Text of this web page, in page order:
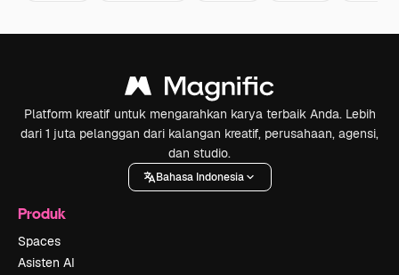
Platform kreatif untuk mengarahkan karya terbaik Anda. Lebih
dari 1 juta pelanggan dari kalangan kreatif, perusahaan, agensi,
dan studio.
Bahasa Indonesia
Produk
Spaces
Asisten AI